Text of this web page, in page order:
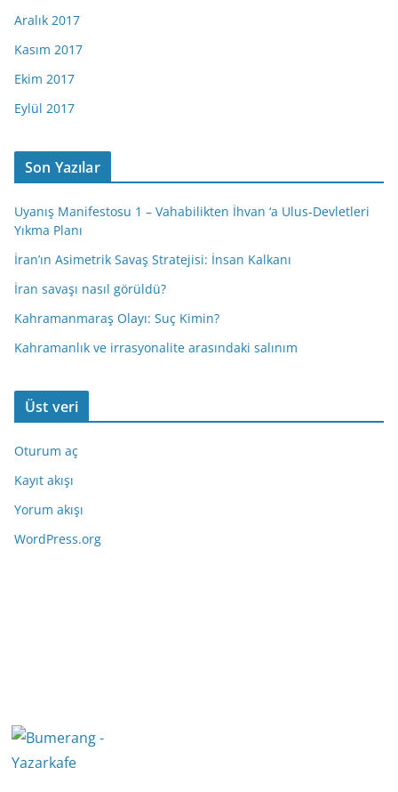
Aralık 2017
Kasım 2017
Ekim 2017
Eylül 2017
Son Yazılar
Uyanış Manifestosu 1 – Vahabilikten İhvan ‘a Ulus-Devletleri
Yıkma Planı
İran’ın Asimetrik Savaş Stratejisi: İnsan Kalkanı
İran savaşı nasıl görüldü?
Kahramanmaraş Olayı: Suç Kimin?
Kahramanlık ve irrasyonalite arasındaki salınım
Üst veri
Oturum aç
Kayıt akışı
Yorum akışı
WordPress.org